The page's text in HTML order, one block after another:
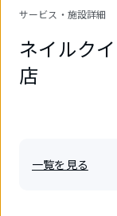
サービス・施設詳細
ネイルク
店
一覧を見る